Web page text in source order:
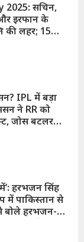
2025: सचिन,
इरफान के
की लहर; 15
देशभक्ति का
के भावुक संदेश
IPL में बड़ा
ने RR को
जोस बटलर
हरभजन सिंह
पाकिस्तान से
बोले हरभजन-
महत्व देना बंद